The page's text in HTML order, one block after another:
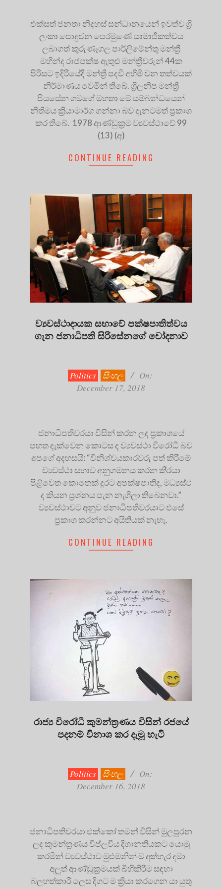
එක්සත් ජනතා නිදහස් සන්ධානයෙන් ඉවත්ව ශ්‍රී
ලංකා පොදුජන පෙරමුණේ සාමාජිකත්වය
ලබාගත් කුරුණෑගල පාර්ලිමේන්තු මන්ත්‍රී
මහින්ද රාජපක්ෂ ඇතුළු මන්ත්‍රීවරුන් 44ක
පිරිසට ඉදිරියේදී මන්ත්‍රී පදවි අහිමි වන තත්වයක්
නිර්මාණය වෙමින් තිබේ. ශ්‍රීලනිප මන්ත්‍රී
පියසේන ගමගේ මහතා මේ සම්බන්ධයෙන්
නීතිමය ක්‍රියාමාර්ග ගන්නා බව දැනටමත් ප්‍රකාශ
කර තිබේ. 1978 ආණ්ඩුක්‍රම ව්‍යවස්ථාවේ 99
(13) (අ)
CONTINUE READING
ව්‍යවස්ථාදායක සභාවේ පක්ෂපාතිත්වය
ගැන ජනාධිපති සිරිසේනගේ චෝදනාව
Politics සිංහල
On:
December 17, 2018
ජනාධිපතිවරයා විසින් කරන ලද ප්‍රකාශයේ
පහත දැක්වෙන කොටස ද ව්‍යවස්ථා විරෝධී බව
අපගේ අදහසයි: “විනිශ්චයකාරවරු පත් කිරීමේ
ව්‍යවස්ථා සභාව අනුගමනය කරන කි‍්‍රයා
පිළිවෙත කොතෙක් දුරට අපක්ෂපාතිද, මධ්‍යස්ථ
ද කියන ප‍්‍රශ්නය පැන නැගිලා තිබෙනවා.”
ව්‍යවස්ථාවට අනුව ජනාධිපතිවරයාට එසේ
ප්‍රකාශ කරන්නට අයිතියක් නැහැ.
CONTINUE READING
රාජ්‍ය විරෝධී කුමන්ත්‍ර‍ණය විසින් රජයේ
පදනම් විනාශ කර දැමූ හැටි
Politics සිංහල
On:
December 16, 2018
ජනාධිපතිවරයා එක්කෝ තමන් විසින් මුලපුරන
ලද කුමන්ත්‍ර‍ණය විප්ලවීය දිශානතියකට යොමු
කරමින් ව්‍යවස්ථාව මුළුමනින් ම අත්හැර දමා
අලුත් ආණ්ඩුක්‍ර‍මයක් බිහිකිරීම සඳහා
බලහත්කාරී ලෙස දිගට ම ක්‍රියා කරගෙන යා යුතු